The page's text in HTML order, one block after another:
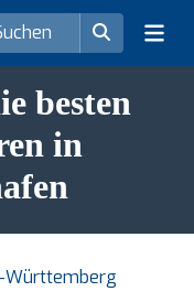
besten
in
Württemberg